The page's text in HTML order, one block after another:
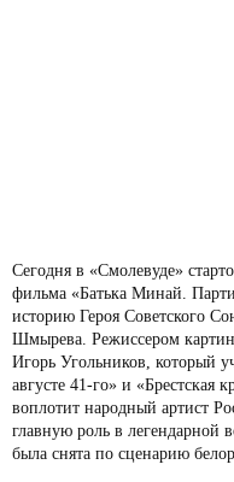
Сегодня в «Смолевуде»
фильма «Батька Минай.
историю Героя Советского
Шмырева. Режиссером
Игорь Угольников, который
августе 41-го» и «Брестская
воплотит народный артист
главную роль в легендарной
была снята по сценарию